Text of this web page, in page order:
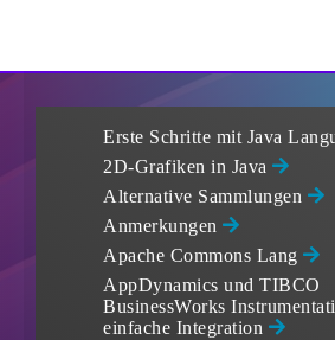
Erste Schritte mit Java
2D-Grafiken in Java
Alternative Sammlungen
Anmerkungen
Apache Commons Lang
AppDynamics und TIBCO
BusinessWorks
einfache Integration